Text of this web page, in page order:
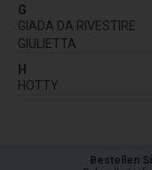
G
GIADA DA RIVESTIRE
GIULIETTA
H
HOTTY
Bestellen